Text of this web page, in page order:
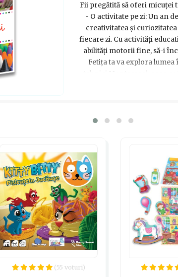
Fii pregătită să oferi micuței
- O activitate pe zi: Un an
creativitatea și
fiecare zi. Cu activități
abilități motorii fine, să-i
Fetița ta va explora
tehnici Montessori, ceea
(55 voturi)